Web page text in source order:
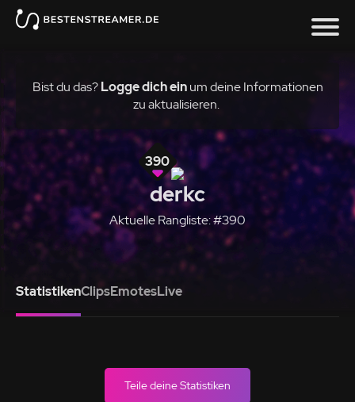
Bist du das? Logge dich ein um deine Informationen
zu aktualisieren.
390
derkc
Aktuelle Rangliste: #390
StatistikenClipsEmotesLive
Teile deine Statistiken